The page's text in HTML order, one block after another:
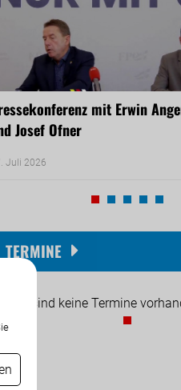
mit Erwin
Josef Ofner
Juli 2026
TERMINE
sind keine Termine